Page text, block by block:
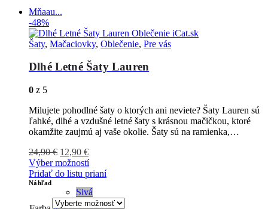
Mňaau...
-48%
Šaty, Mačaciovky, Oblečenie, Pre vás
Dlhé Letné Šaty Lauren
0 z 5
Milujete pohodlné šaty o ktorých ani neviete? Šaty Lauren sú
ľahké, dlhé a vzdušné letné šaty s krásnou mačičkou, ktoré
okamžite zaujmú aj vaše okolie. Šaty sú na ramienka,…
24,90€ 12,90 €
Výber možností
Pridať do listu prianí
Náhľad
Sivá